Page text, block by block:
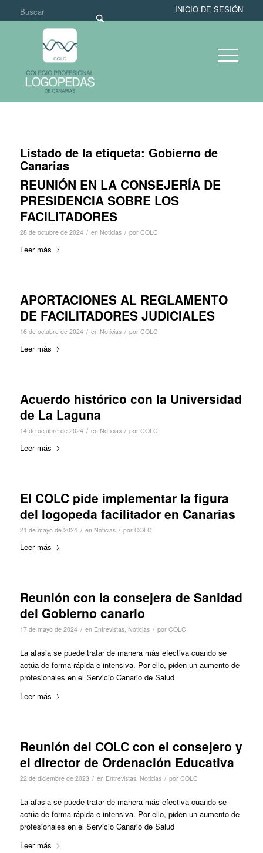
INICIO DE SESIÓN
Listado de la etiqueta: Gobierno de
Canarias
REUNIÓN EN LA CONSEJERÍA DE
PRESIDENCIA SOBRE LOS
FACILITADORES
28 de octubre de 2024 / en Noticias / por COLC
Leer más
APORTACIONES AL REGLAMENTO
DE FACILITADORES JUDICIALES
16 de octubre de 2024 / en Noticias / por COLC
Leer más
Acuerdo histórico con la Universidad
de La Laguna
14 de octubre de 2024 / en Noticias / por COLC
Leer más
El COLC pide implementar la figura
del logopeda facilitador en Canarias
21 de mayo de 2024 / en Noticias / por COLC
Leer más
Reunión con la consejera de Sanidad
del Gobierno canario
17 de mayo de 2024 / en Entrevistas, Noticias / por COLC
La afasia se puede tratar de manera más efectiva cuando se
actúa de forma rápida e intensiva. Por ello, piden un aumento de
profesionales en el Servicio Canario de Salud
Leer más
Reunión del COLC con el consejero y
el director de Ordenación Educativa
22 de diciembre de 2023 / en Entrevistas, Noticias / por COLC
La afasia se puede tratar de manera más efectiva cuando se
actúa de forma rápida e intensiva. Por ello, piden un aumento de
profesionales en el Servicio Canario de Salud
Leer más